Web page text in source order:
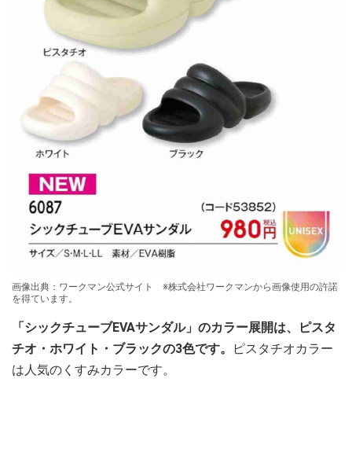
画像出典：ワークマン公式サイト ※株式会社ワークマンから画像使用の許諾
を得ています。
「シックチューブEVAサンダル」のカラー展開は、ピスタ
チオ・ホワイト・ブラックの3色です。
ピスタチオカラー
は人気のくすみカラーです。